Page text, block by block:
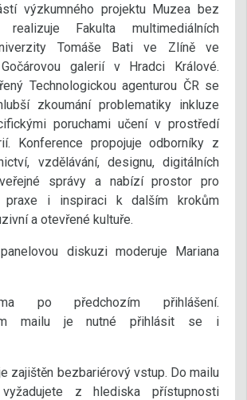
výzkumného projektu Muzea bez
Fakulta multimediálních
Tomáše Bati ve Zlíně ve
galerií v Hradci Králové.
Technologickou agenturou ČR se
zkoumání problematiky inkluze
poruchami učení v prostředí
Konference propojuje odborníky z
vzdělávání, designu, digitálních
správy a nabízí prostor pro
praxe i inspiraci k dalším krokům
a otevřené kultuře.
diskuzi moderuje Mariana
po předchozím přihlášení.
mailu je nutné přihlásit se i
zajištěn bezbariérový vstup. Do mailu
z hlediska přístupnosti